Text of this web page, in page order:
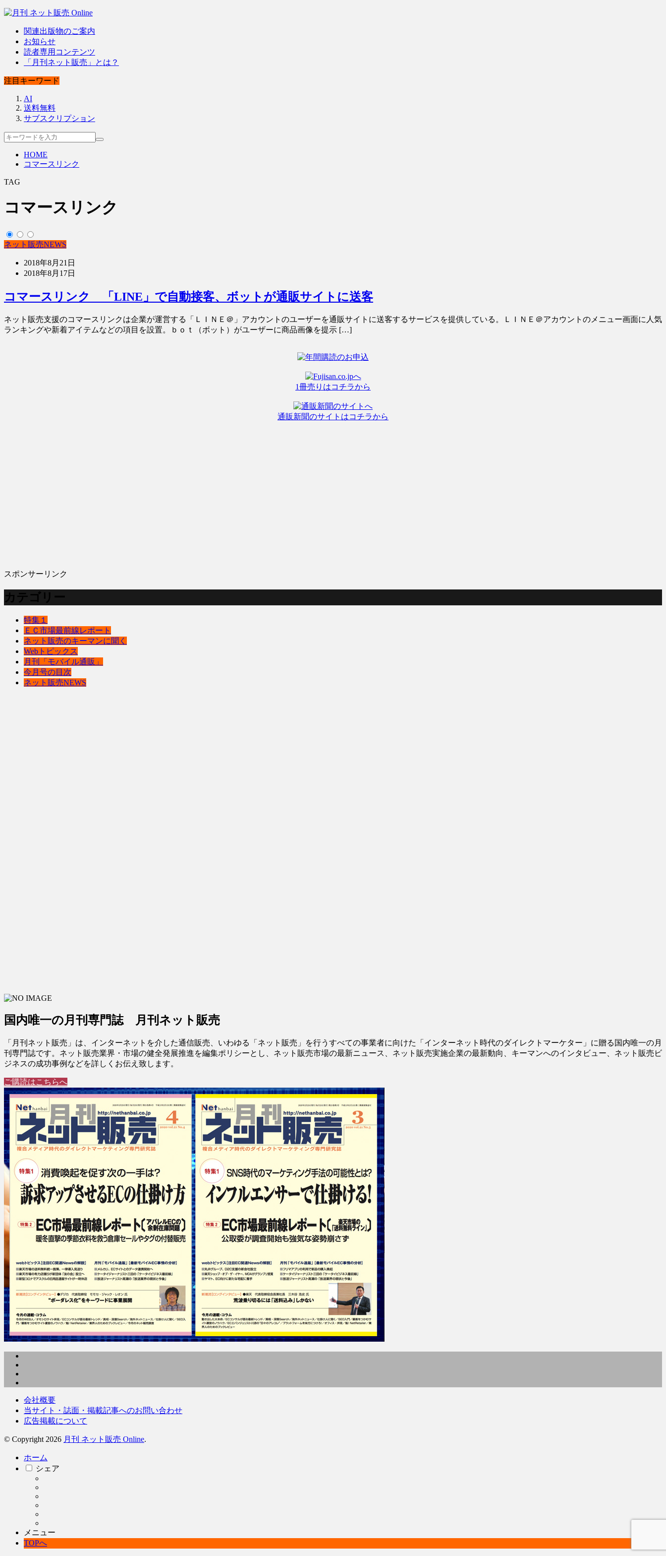
関連出版物のご案内
お知らせ
読者専用コンテンツ
「月刊ネット販売」とは？
注目キーワード
AI
送料無料
サブスクリプション
HOME
コマースリンク
TAG
コマースリンク
ネット販売NEWS
2018年8月21日
2018年8月17日
コマースリンク 「LINE」で自動接客、ボットが通販サイトに送客
ネット販売支援のコマースリンクは企業が運営する「ＬＩＮＥ＠」アカウントのユーザーを通販サイトに送客するサービスを提供している。ＬＩＮＥ＠アカウントのメニュー画面に人気
ランキングや新着アイテムなどの項目を設置。ｂｏｔ（ボット）がユーザーに商品画像を提示 […]
1冊売りはコチラから
通販新聞のサイトはコチラから
スポンサーリンク
カテゴリー
特集１
ＥＣ市場最前線レポート
ネット販売のキーマンに聞く
Webトピックス
月刊「モバイル通販」
今月号の目次
ネット販売NEWS
国内唯一の月刊専門誌 月刊ネット販売
「月刊ネット販売」は、インターネットを介した通信販売、いわゆる「ネット販売」を行うすべての事業者に向けた「インターネット時代のダイレクトマーケター」に贈る国内唯一の月
刊専門誌です。ネット販売業界・市場の健全発展推進を編集ポリシーとし、ネット販売市場の最新ニュース、ネット販売実施企業の最新動向、キーマンへのインタビュー、ネット販売ビ
ジネスの成功事例などを詳しくお伝え致します。
ご購読はこちらへ
会社概要
当サイト・誌面・掲載記事へのお問い合わせ
広告掲載について
© Copyright 2026 月刊 ネット販売 Online.
ホーム
シェア
メニュー
TOPへ